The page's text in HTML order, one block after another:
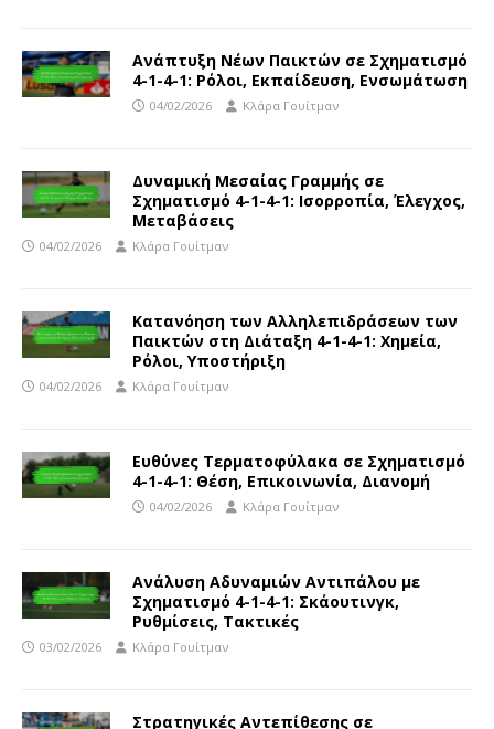
Ανάπτυξη Νέων Παικτών σε Σχηματισμό
4-1-4-1: Ρόλοι, Εκπαίδευση, Ενσωμάτωση
04/02/2026 Κλάρα Γουίτμαν
Δυναμική Μεσαίας Γραμμής σε
Σχηματισμό 4-1-4-1: Ισορροπία, Έλεγχος,
Μεταβάσεις
04/02/2026 Κλάρα Γουίτμαν
Κατανόηση των Αλληλεπιδράσεων των
Παικτών στη Διάταξη 4-1-4-1: Χημεία,
Ρόλοι, Υποστήριξη
04/02/2026 Κλάρα Γουίτμαν
Ευθύνες Τερματοφύλακα σε Σχηματισμό
4-1-4-1: Θέση, Επικοινωνία, Διανομή
04/02/2026 Κλάρα Γουίτμαν
Ανάλυση Αδυναμιών Αντιπάλου με
Σχηματισμό 4-1-4-1: Σκάουτινγκ,
Ρυθμίσεις, Τακτικές
03/02/2026 Κλάρα Γουίτμαν
Στρατηγικές Αντεπίθεσης σε